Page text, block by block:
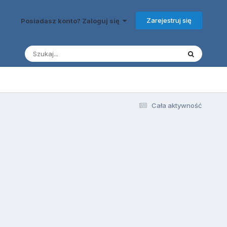
Posiadasz konto? Zaloguj się Zarejestruj się
Cała aktywność